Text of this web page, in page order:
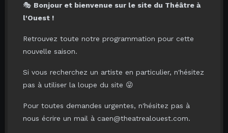
« Elle allie érudition et vente à
la criée. »
Un mec une fois.
VOUS AIMERIEZ AUSSI...
🎭 Bonjour et bienvenue sur le site du Théâtre à
l'Ouest !
Retrouvez toute notre programmation pour cette
nouvelle saison.
Si vous recherchez un artiste en particulier, n'hésitez
pas à utiliser la loupe du site 😜
Pour toutes demandes urgentes, n'hésitez pas à
nous écrire un mail à caen@theatrealouest.com.